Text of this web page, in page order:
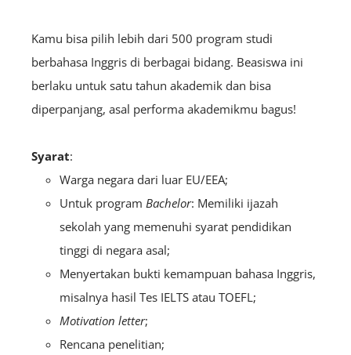
Kamu bisa pilih lebih dari 500 program studi
berbahasa Inggris di berbagai bidang. Beasiswa ini
berlaku untuk satu tahun akademik dan bisa
diperpanjang, asal performa akademikmu bagus!
Syarat:
Warga negara dari luar EU/EEA;
Untuk program Bachelor: Memiliki ijazah
sekolah yang memenuhi syarat pendidikan
tinggi di negara asal;
Menyertakan bukti kemampuan bahasa Inggris,
misalnya hasil Tes IELTS atau TOEFL;
Motivation letter;
Rencana penelitian;